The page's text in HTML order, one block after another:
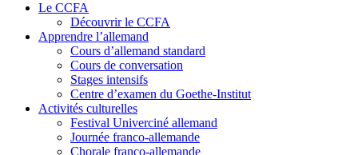
Le CCFA
Découvrir le CCFA
Apprendre l’allemand
Cours d’allemand standard
Cours de conversation
Stages intensifs
Centre d’examen du Goethe-Institut
Activités culturelles
Festival Univerciné allemand
Journée franco-allemande
Chorale franco-allemande